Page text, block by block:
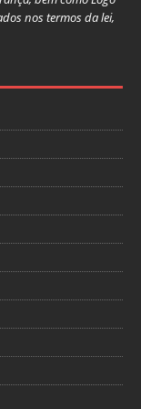
nos termos da lei,